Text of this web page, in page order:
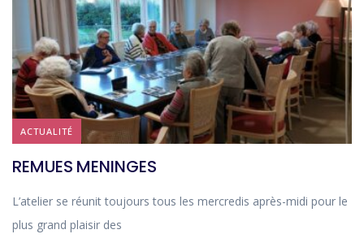
ACTUALITÉ
REMUES MENINGES
L’atelier se réunit toujours tous les mercredis après-midi pour le
plus grand plaisir des